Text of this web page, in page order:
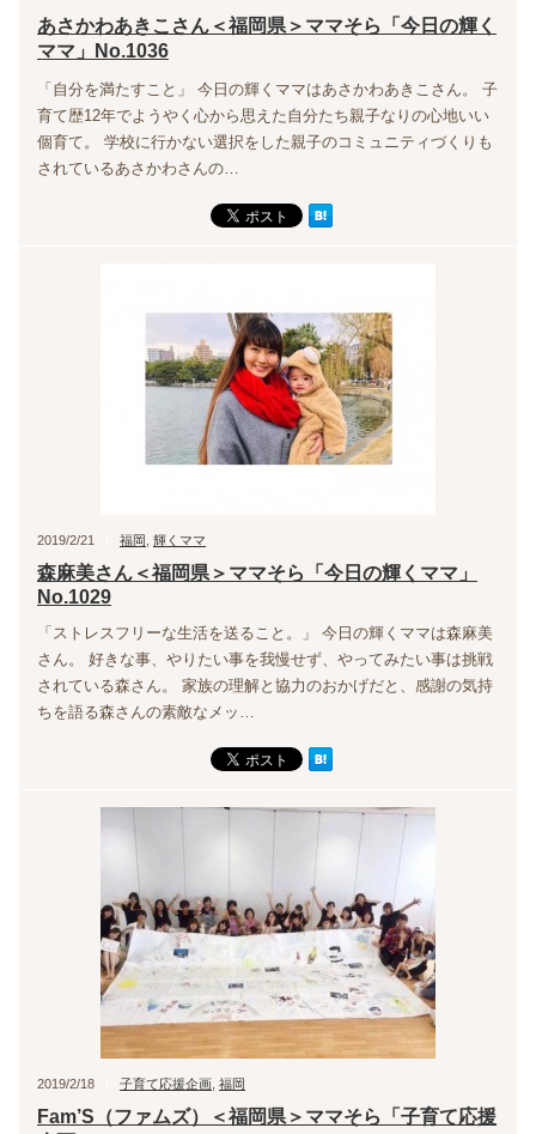
あさかわあきこさん＜福岡県＞ママそら「今日の輝く
ママ」No.1036
「自分を満たすこと」 今日の輝くママはあさかわあきこさん。 子
育て歴12年でようやく心から思えた自分たち親子なりの心地いい
個育て。 学校に行かない選択をした親子のコミュニティづくりも
されているあさかわさんの…
2019/2/21 福岡 輝くママ
森麻美さん＜福岡県＞ママそら「今日の輝くママ」
No.1029
「ストレスフリーな生活を送ること。」 今日の輝くママは森麻美
さん。 好きな事、やりたい事を我慢せず、やってみたい事は挑戦
されている森さん。 家族の理解と協力のおかげだと、感謝の気持
ちを語る森さんの素敵なメッ…
2019/2/18 子育て応援企画 福岡
Fam’S（ファムズ）＜福岡県＞ママそら「子育て応援